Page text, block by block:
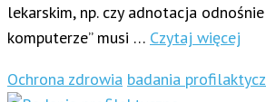
lekarskim, np. czy adnotacja odnośnie
komputerze” musi … Czytaj więcej
Ochrona zdrowia badania